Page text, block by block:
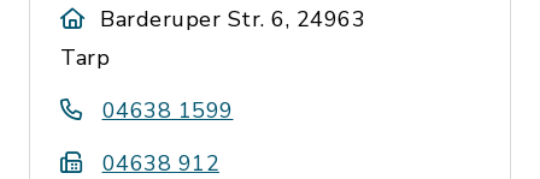
Barderuper Str. 6, 24963
Tarp
04638 1599
04638 912